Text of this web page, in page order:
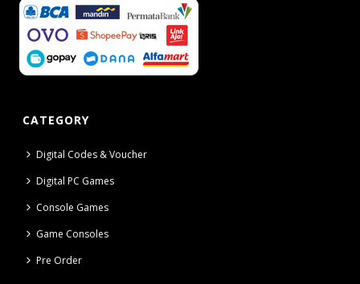
CATEGORY
Digital Codes & Voucher
Digital PC Games
Console Games
Game Consoles
Pre Order